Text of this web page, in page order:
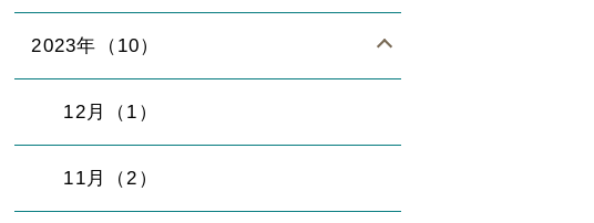
2023年（10）
12月（1）
11月（2）